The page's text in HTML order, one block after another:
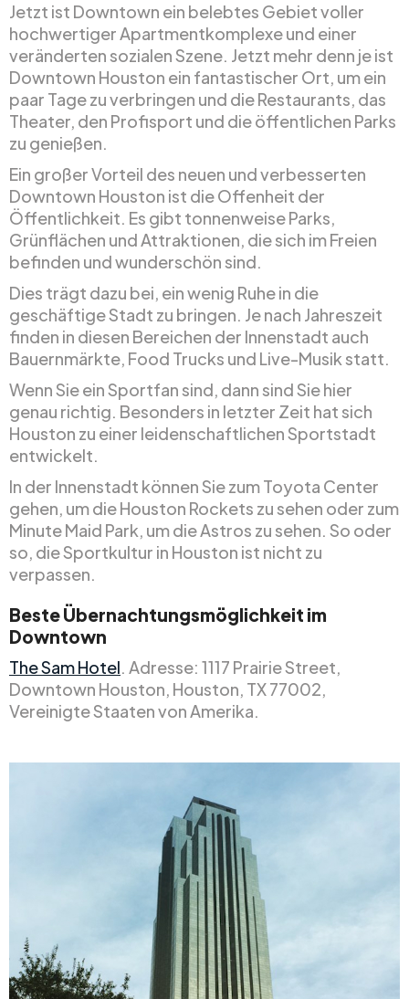
Jetzt ist Downtown ein belebtes Gebiet voller
hochwertiger Apartmentkomplexe und einer
veränderten sozialen Szene. Jetzt mehr denn je ist
Downtown Houston ein fantastischer Ort, um ein
paar Tage zu verbringen und die Restaurants, das
Theater, den Profisport und die öffentlichen Parks
zu genießen.
Ein großer Vorteil des neuen und verbesserten
Downtown Houston ist die Offenheit der
Öffentlichkeit. Es gibt tonnenweise Parks,
Grünflächen und Attraktionen, die sich im Freien
befinden und wunderschön sind.
Dies trägt dazu bei, ein wenig Ruhe in die
geschäftige Stadt zu bringen. Je nach Jahreszeit
finden in diesen Bereichen der Innenstadt auch
Bauernmärkte, Food Trucks und Live-Musik statt.
Wenn Sie ein Sportfan sind, dann sind Sie hier
genau richtig. Besonders in letzter Zeit hat sich
Houston zu einer leidenschaftlichen Sportstadt
entwickelt.
In der Innenstadt können Sie zum Toyota Center
gehen, um die Houston Rockets zu sehen oder zum
Minute Maid Park, um die Astros zu sehen. So oder
so, die Sportkultur in Houston ist nicht zu
verpassen.
Beste Übernachtungsmöglichkeit im
Downtown
The Sam Hotel. Adresse: 1117 Prairie Street,
Downtown Houston, Houston, TX 77002,
Vereinigte Staaten von Amerika.